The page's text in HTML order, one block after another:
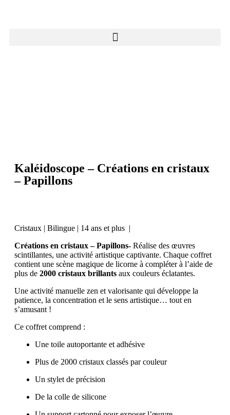
Kaléidoscope – Créations en cristaux
– Papillons
Cristaux | Bilingue | 14 ans et plus |
Créations en cristaux – Papillons- Réalise des œuvres
scintillantes, une activité artistique captivante. Chaque coffret
contient une scène magique de licorne à compléter à l’aide de
plus de 2000 cristaux brillants aux couleurs éclatantes.
Une activité manuelle zen et valorisante qui développe la
patience, la concentration et le sens artistique… tout en
s’amusant !
Ce coffret comprend :
Une toile autoportante et adhésive
Plus de 2000 cristaux classés par couleur
Un stylet de précision
De la colle de silicone